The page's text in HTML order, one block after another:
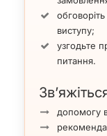
виступу;
узгодьте
питання.
допомогу в